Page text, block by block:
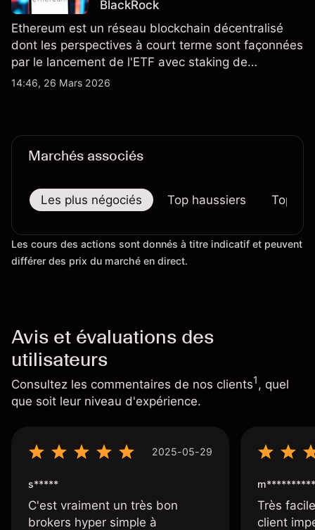
BlackRock
Ethereum est un réseau blockchain décentralisé
dont les perspectives à court terme sont façonnées
par le lancement de l'ETF avec staking de
BlackRock et les anticipations de taux d'intérêt
14:46, 26 Mars 2026
Marchés associés
Les plus négociés Top haussiers Top
Les cours des actions sont donnés à titre indicatif et peuvent
différer des prix du marché en direct.
Avis et évaluations des
utilisateurs
Consultez les commentaires de nos clients1, quel
que soit leur niveau d'expérience.
2025-05-29
s*****
C'est vraiment un très bon
brokers hyper simple à
m**********
Très
client